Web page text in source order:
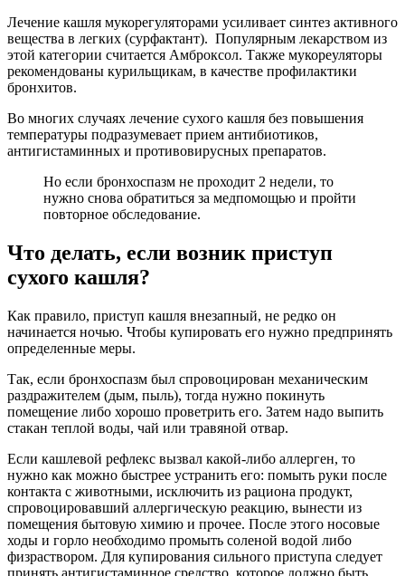
Лечение кашля мукорегуляторами усиливает синтез активного
вещества в легких (сурфактант). Популярным лекарством из
этой категории считается Амброксол. Также мукореуляторы
рекомендованы курильщикам, в качестве профилактики
бронхитов.
Во многих случаях лечение сухого кашля без повышения
температуры подразумевает прием антибиотиков,
антигистаминных и противовирусных препаратов.
Но если бронхоспазм не проходит 2 недели, то
нужно снова обратиться за медпомощью и пройти
повторное обследование.
Что делать, если возник приступ
сухого кашля?
Как правило, приступ кашля внезапный, не редко он
начинается ночью. Чтобы купировать его нужно предпринять
определенные меры.
Так, если бронхоспазм был спровоцирован механическим
раздражителем (дым, пыль), тогда нужно покинуть
помещение либо хорошо проветрить его. Затем надо выпить
стакан теплой воды, чай или травяной отвар.
Если кашлевой рефлекс вызвал какой-либо аллерген, то
нужно как можно быстрее устранить его: помыть руки после
контакта с животными, исключить из рациона продукт,
спровоцировавший аллергическую реакцию, вынести из
помещения бытовую химию и прочее. После этого носовые
ходы и горло необходимо промыть соленой водой либо
физраствором. Для купирования сильного приступа следует
принять антигистаминное средство, которое должно быть